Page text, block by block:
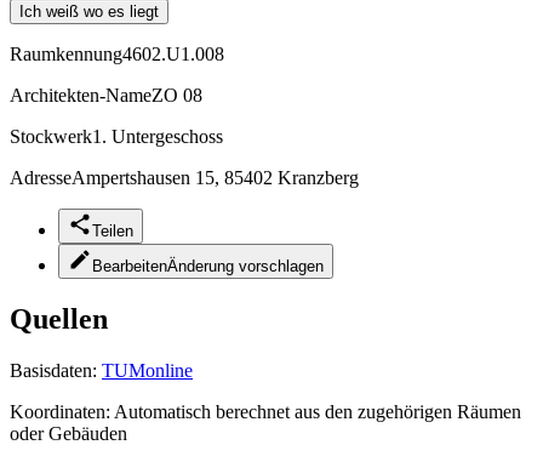
Ich weiß wo es liegt
Raumkennung4602.U1.008
Architekten-NameZO 08
Stockwerk1. Untergeschoss
AdresseAmpertshausen 15, 85402 Kranzberg
Teilen
BearbeitenÄnderung vorschlagen
Quellen
Basisdaten: TUMonline
Koordinaten: Automatisch berechnet aus den zugehörigen Räumen
oder Gebäuden